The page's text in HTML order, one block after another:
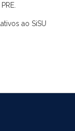
ao SiSU